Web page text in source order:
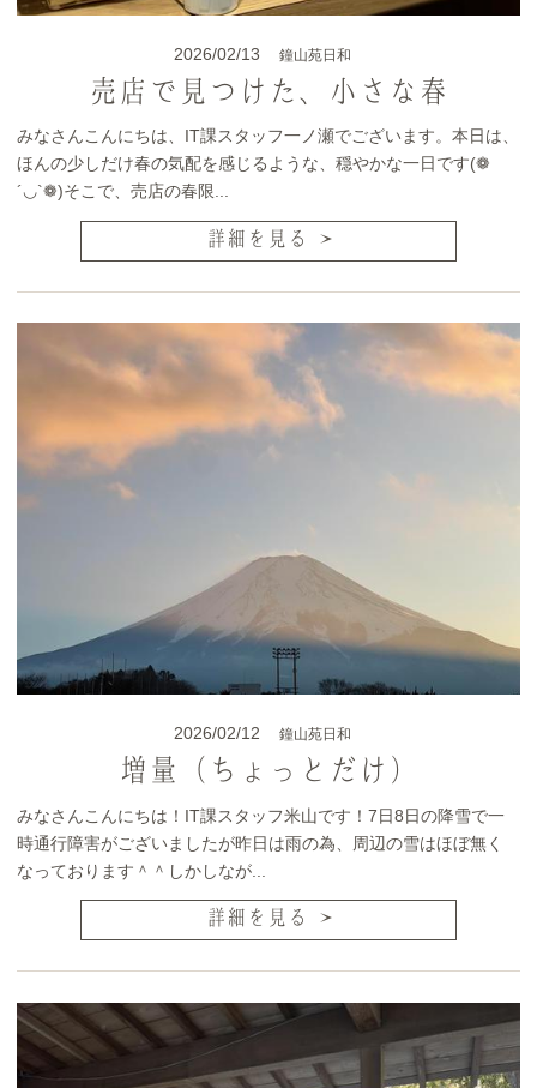
2026/02/13 鐘山苑日和
売店で見つけた、小さな春
みなさんこんにちは、IT課スタッフ一ノ瀬でございます。本日は、
ほんの少しだけ春の気配を感じるような、穏やかな一日です(❁
´◡`❁)そこで、売店の春限...
詳細を見る
2026/02/12 鐘山苑日和
増量（ちょっとだけ）
みなさんこんにちは！IT課スタッフ米山です！7日8日の降雪で一
時通行障害がございましたが昨日は雨の為、周辺の雪はほぼ無く
なっております＾＾しかしなが...
詳細を見る